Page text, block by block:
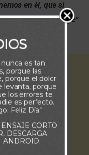
en él, que si
voluntad, él nos oye”
es tan
porque las
porque el dolor
levanta, porque
los errores te
es perfecto.
Feliz Día."
CORTO
DESCARGA
ANDROID.